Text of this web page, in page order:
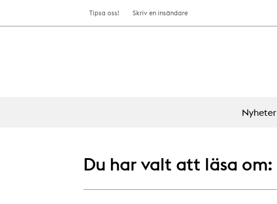
Tipsa oss! Skriv en insändare
Nyheter
Du har valt att läsa om: